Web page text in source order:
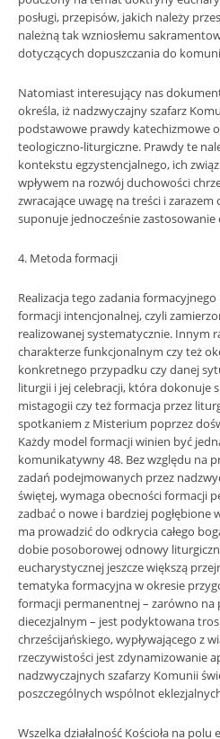
posługi, przepisów, jakich należy
należną tak wzniosłemu
dotyczących dopuszczania do
Natomiast interesujący nas
określa, iż nadzwyczajny szafarz
podstawowe prawdy katechizmowe
teologiczno-liturgiczne. Prawdy te
kontekstu egzystencjalnego, ich
wpływem na rozwój duchowości
zwracające uwagę na treści i
suponuje jednocześnie
4. Metoda formacji
Realizacja tego zadania
formacji intencjonalnej, czyli
realizowanej systematycznie. Innym
charakterze funkcjonalnym czy też
konkretnego przypadku czy danej
liturgii i jej celebracji, która dokonuje
mistagogii czy też formacja przez
spotkaniem z Misterium poprzez
Każdy model formacji winien być
komunikatywny 48. Bez względu na
zadań podejmowanych przez
świętej, wymaga obecności formacji
zadbać o nowe i bardziej
ma prowadzić do odkrycia całego
dobie posoborowej odnowy
eucharystycznej jeszcze większą
tematyka formacyjna w okresie
formacji permanentnej – zarówno
diecezjalnym – jest podyktowana
chrześcijańskiego, wypływającego z
rzeczywistości jest zdynamizowanie
nadzwyczajnych szafarzy Komunii
poszczególnych wspólnot
Wszelka działalność Kościoła na